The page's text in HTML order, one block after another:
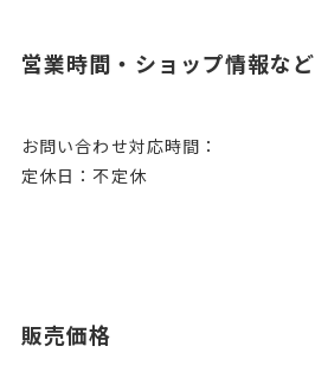
営業時間・ショップ情報など
お問い合わせ対応時間：
定休日：不定休
販売価格